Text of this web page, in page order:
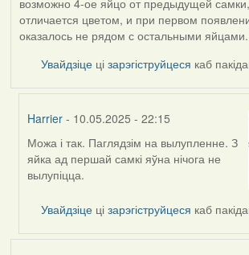
отличается цветом, и при первом
оказалось не рядом с остальными яйцами.
Увайдзіце цізарэгіструйцеся каб
Harrier - 10.05.2025 - 22:15
In
reply
to
Sveta
Можа і так. Паглядзім на вылупленне. З
яйка ад першай самкі яўна нічога не
вылупіцца.
Увайдзіце цізарэгіструйцеся каб